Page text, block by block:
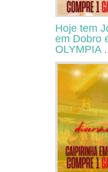
Hoje tem
em Dobro
OLYMPIA